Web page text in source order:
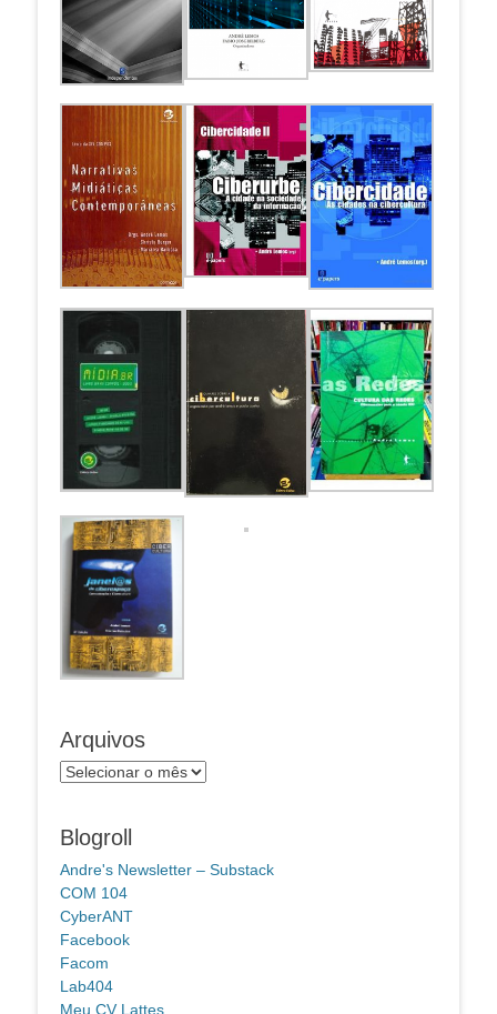
Arquivos
Arquivos
Blogroll
Andre's Newsletter – Substack
COM 104
CyberANT
Facebook
Facom
Lab404
Meu CV Lattes